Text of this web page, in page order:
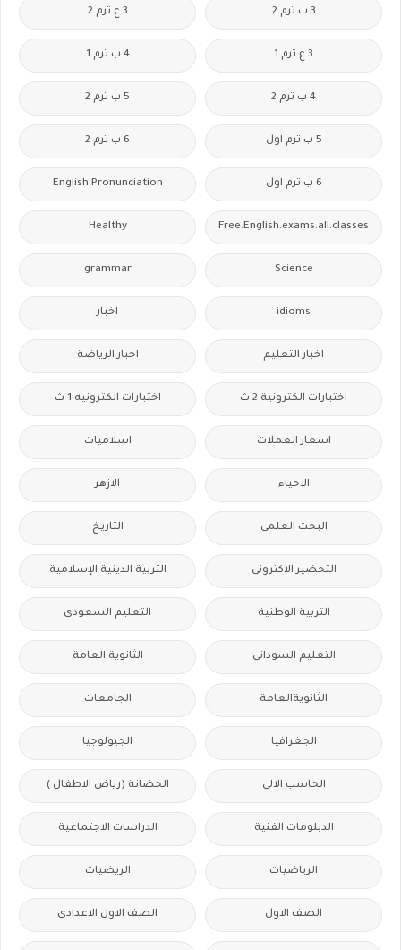
3 ب ترم 2 3 ع ترم 2
3 ع ترم 1 4 ب ترم 1
4 ب ترم 2 5 ب ترم 2
5 ب ترم اول 6 ب ترم 2
6 ب ترم اول English Pronunciation
Free.English.exams.all.classes
Healthy
Science
grammar
idioms اخبار
اخبار التعليم اخبار الرياضة
اختبارات الكترونية 2 ث اختبارات الكترونيه 1 ث
اسعار العملات اسلاميات
الاحياء الازهر
البحث العلمى التاريخ
التحضير الاكترونى التربية الدينية الإسلامية
التربية الوطنية التعليم السعودى
التعليم السودانى الثانوية العامة
الثانويةالعامة الجامعات
الجغرافيا الجيولوجيا
الحاسب الالى الحضانة (رياض الاطفال )
الدبلومات الفنية الدراسات الاجتماعية
الرياضيات الريضيات
الصف الاول الصف الاول الاعدادى